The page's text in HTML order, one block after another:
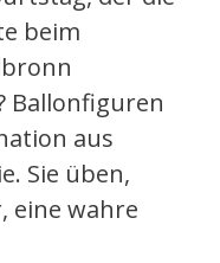
beim
Ballonfiguren
aus
Sie üben,
eine wahre